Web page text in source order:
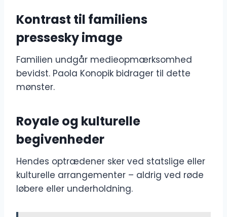
Kontrast til familiens
pressesky image
Familien undgår medieopmærksomhed
bevidst. Paola Konopik bidrager til dette
mønster.
Royale og kulturelle
begivenheder
Hendes optrædener sker ved statslige eller
kulturelle arrangementer – aldrig ved røde
løbere eller underholdning.